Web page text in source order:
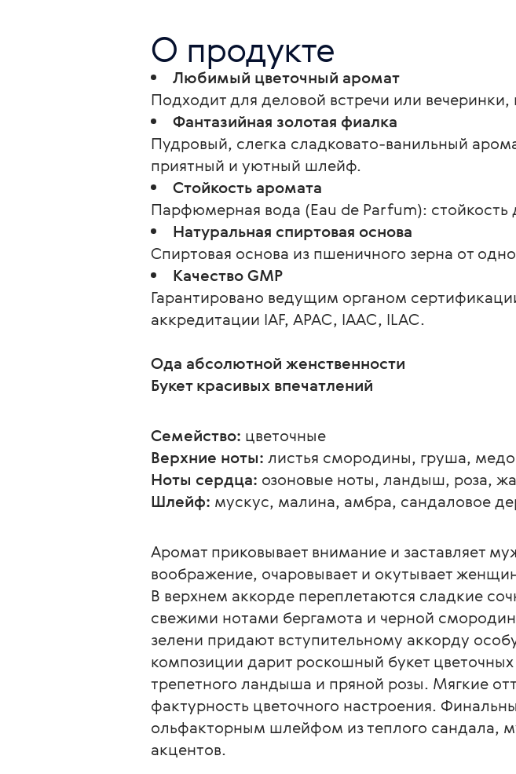
О продукте
Любимый цветочный аромат
Подходит для деловой встречи или
Фантазийная золотая фиалка
Пудровый, слегка сладковато-ванильный
приятный и уютный шлейф.
Стойкость аромата
Парфюмерная вода (Eau de Parfum): стойкость
Натуральная спиртовая основа
Спиртовая основа из пшеничного зерна от
Качество GMP
Гарантировано ведущим органом
аккредитации IAF, APAC, IAAC, ILAC.
Ода абсолютной женственности
Букет красивых впечатлений
Семейство: цветочные
Верхние ноты: листья смородины, груша,
Ноты сердца: озоновые ноты, ландыш, роза,
Шлейф: мускус, малина, амбра, сандаловое
Аромат приковывает внимание и заставляет
воображение, очаровывает и окутывает
В верхнем аккорде переплетаются сладкие
свежими нотами бергамота и черной
зелени придают вступительному аккорду
композиции дарит роскошный букет
трепетного ландыша и пряной розы. Мягкие
фактурность цветочного настроения.
ольфакторным шлейфом из теплого сандала,
акцентов.